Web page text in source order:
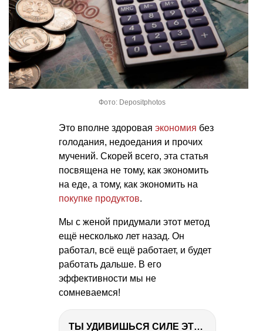
Фото: Depositphotos
Это вполне здоровая экономия без
голодания, недоедания и прочих
мучений. Скорей всего, эта статья
посвящена не тому, как экономить
на еде, а тому, как экономить на
покупке продуктов.
Мы с женой придумали этот метод
ещё несколько лет назад. Он
работал, всё ещё работает, и будет
работать дальше. В его
эффективности мы не
сомневаемся!
ТЫ УДИВИШЬСЯ СИЛЕ ЭТО ЧЕЛОВЕКА! Блог о нашей поездке в Вышний Волочек